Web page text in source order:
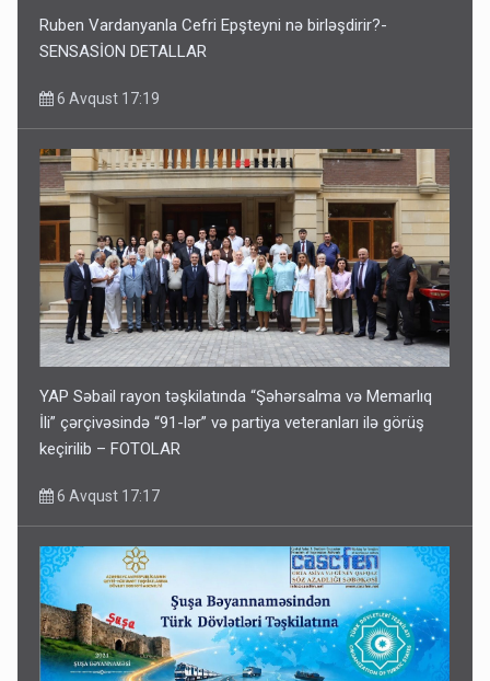
Ruben Vardanyanla Cefri Epşteyni nə birləşdirir?-
SENSASİON DETALLAR
6 Avqust 17:19
YAP Səbail rayon təşkilatında “Şəhərsalma və Memarlıq
İli” çərçivəsində “91-lər” və partiya veteranları ilə görüş
keçirilib – FOTOLAR
6 Avqust 17:17